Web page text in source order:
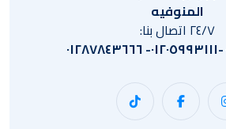
المنوفيه
٢٤/٧ اتصال بنا: